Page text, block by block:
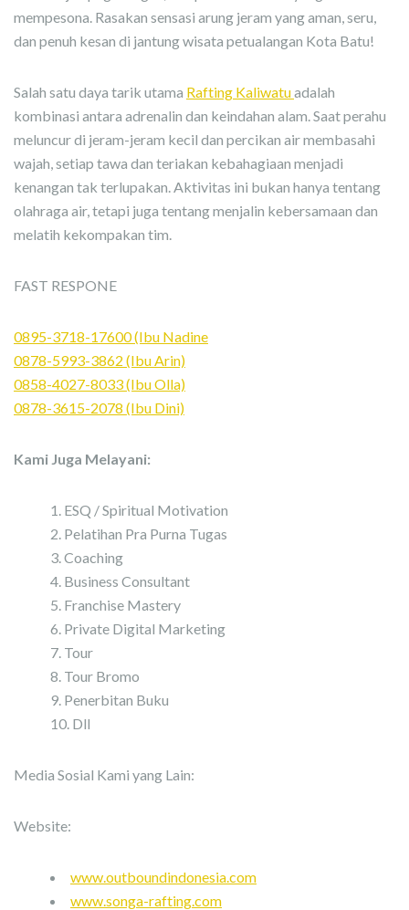
mempesona. Rasakan sensasi arung jeram yang aman, seru,
dan penuh kesan di jantung wisata petualangan Kota Batu!
Salah satu daya tarik utama Rafting Kaliwatuadalah
kombinasi antara adrenalin dan keindahan alam. Saat perahu
meluncur di jeram-jeram kecil dan percikan air membasahi
wajah, setiap tawa dan teriakan kebahagiaan menjadi
kenangan tak terlupakan. Aktivitas ini bukan hanya tentang
olahraga air, tetapi juga tentang menjalin kebersamaan dan
melatih kekompakan tim.
FAST RESPONE
0895-3718-17600 (Ibu Nadine
0878-5993-3862 (Ibu Arin)
0858-4027-8033 (Ibu Olla)
0878-3615-2078 (Ibu Dini)
Kami Juga Melayani:
ESQ / Spiritual Motivation
Pelatihan Pra Purna Tugas
Coaching
Business Consultant
Franchise Mastery
Private Digital Marketing
Tour
Tour Bromo
Penerbitan Buku
Dll
Media Sosial Kami yang Lain:
Website:
www.outboundindonesia.com
www.songa-rafting.com